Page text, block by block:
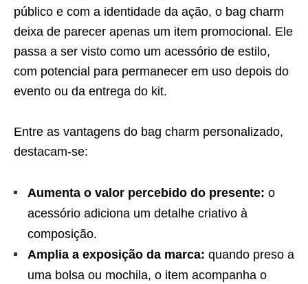
público e com a identidade da ação, o bag charm
deixa de parecer apenas um item promocional. Ele
passa a ser visto como um acessório de estilo,
com potencial para permanecer em uso depois do
evento ou da entrega do kit.
Entre as vantagens do bag charm personalizado,
destacam-se:
Aumenta o valor percebido do presente: o
acessório adiciona um detalhe criativo à
composição.
Amplia a exposição da marca: quando preso a
uma bolsa ou mochila, o item acompanha o